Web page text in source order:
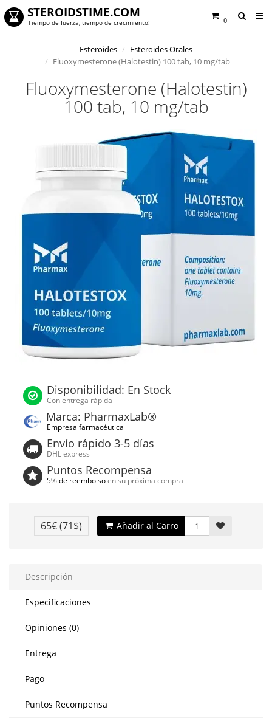
0
STEROIDSTIME.COM
Tiempo de fuerza, tiempo de crecimiento!
Esteroides
Esteroides Orales
Fluoxymesterone (Halotestin) 100 tab, 10 mg/tab
Fluoxymesterone (Halotestin)
100 tab, 10 mg/tab
Disponibilidad: En Stock
Con entrega rápida
Marca: PharmaxLab®
Empresa farmacéutica
Envío rápido 3-5 días
DHL express
Puntos Recompensa
5% de reembolsoen su próxima compra
65€(71$) Añadir al Carro
Descripción
Especificaciones
Opiniones (0)
Entrega
Pago
Puntos Recompensa